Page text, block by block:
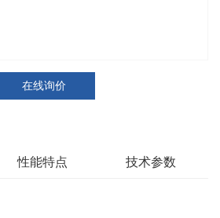
在线询价
性能特点 技术参数